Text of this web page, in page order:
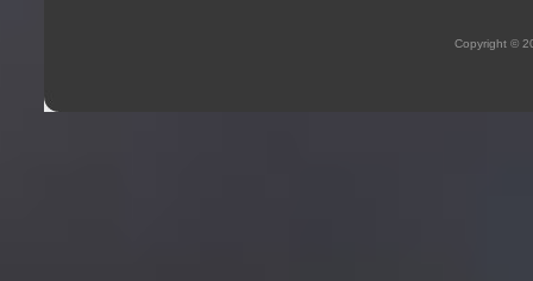
Copyright ©